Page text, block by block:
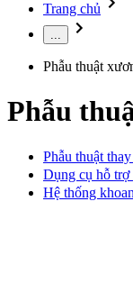
Trang chủ
...
Phẫu thuật
Phẫu
Phẫu thuật
Dụng cụ hỗ trợ
Hệ thống